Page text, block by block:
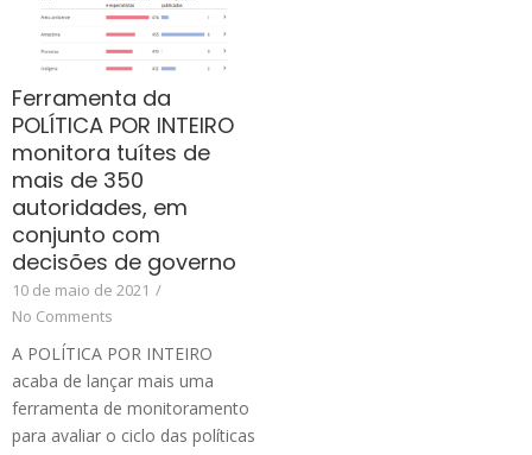
Ferramenta da
POLÍTICA POR INTEIRO
monitora tuítes de
mais de 350
autoridades, em
conjunto com
decisões de governo
10 de maio de 2021 /
No Comments
A POLÍTICA POR INTEIRO
acaba de lançar mais uma
ferramenta de monitoramento
para avaliar o ciclo das políticas